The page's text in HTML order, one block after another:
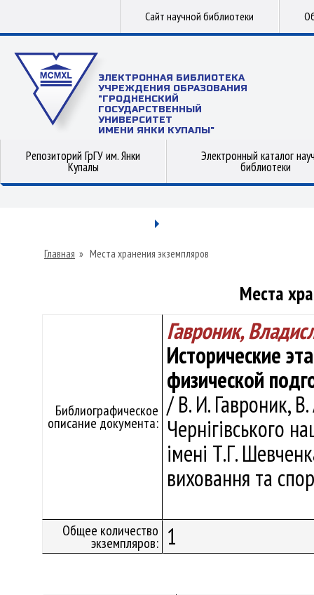
Сайт научной библиотеки
ЭЛЕКТРОННАЯ БИБЛИОТЕКА
УЧРЕЖДЕНИЯ ОБРАЗОВАНИЯ
"ГРОДНЕНСКИЙ
ГОСУДАРСТВЕННЫЙ
УНИВЕРСИТЕТ
ИМЕНИ ЯНКИ КУПАЛЫ"
Репозиторий ГрГУ им. Янки
Купалы
Электронный каталог
библиотеки
Главная » Места хранения экземпляров
Места
Библиографическое
описание документа:
Гавроник,
Исторические
физической
/ В. И. Гавроник,
Чернiгiвського
iменi Т.Г.
виховання та
Общее количество
экземпляров: 1